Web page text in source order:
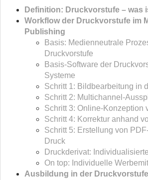
Definition: Druckvorstufe – was
Workflow der Druckvorstufe im
Publishing
Basis: Medienneutrale
Druckvorstufe
Basis-Software der
Systeme
Schritt 1: Bildbearbeitung in
Schritt 2: Multichannel-
Schritt 3: Online-Konzeption
Schritt 4: Korrektur anhand
Schritt 5: Erstellung von
Druck
Druckderivat:
On top: Individuelle
Ausbildung in der Druckvorstufe